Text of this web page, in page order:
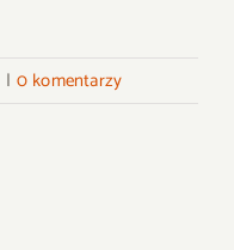
| 0 komentarzy